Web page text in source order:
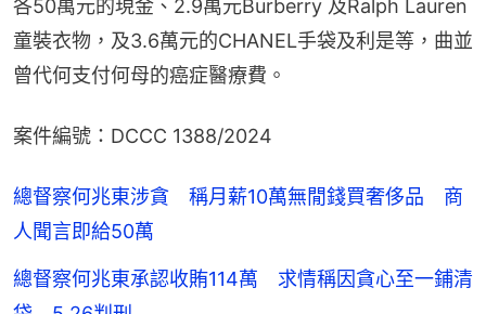
各50萬元的現金、2.9萬元Burberry 及Ralph Lauren
童裝衣物，及3.6萬元的CHANEL手袋及利是等，曲並
曾代何支付何母的癌症醫療費。
案件編號：DCCC 1388/2024
總督察何兆東涉貪 稱月薪10萬無閒錢買奢侈品 商
人聞言即給50萬
總督察何兆東承認收賄114萬 求情稱因貪心至一鋪清